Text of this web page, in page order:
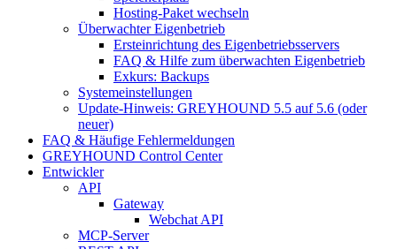
Hosting-Paket wechseln
Überwachter Eigenbetrieb
Ersteinrichtung des Eigenbetriebsservers
FAQ & Hilfe zum überwachten Eigenbetrieb
Exkurs: Backups
Systemeinstellungen
Update-Hinweis: GREYHOUND 5.5 auf 5.6 (oder
neuer)
FAQ & Häufige Fehlermeldungen
GREYHOUND Control Center
Entwickler
API
Gateway
Webchat API
MCP-Server